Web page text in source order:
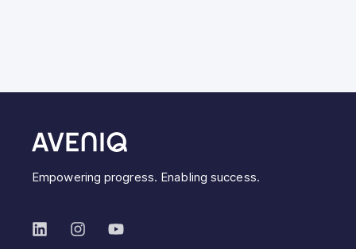
Empowering progress. Enabling success.